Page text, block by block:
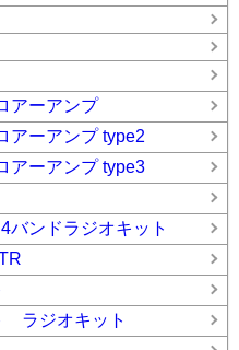
アーアンプ
ーアンプ type2
ーアンプ type3
バンドラジオキット
ラジオキット